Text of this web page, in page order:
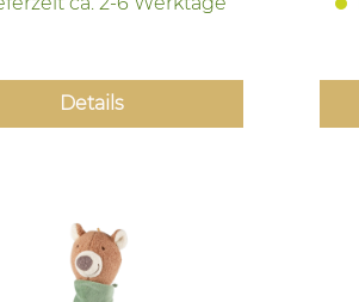
Details